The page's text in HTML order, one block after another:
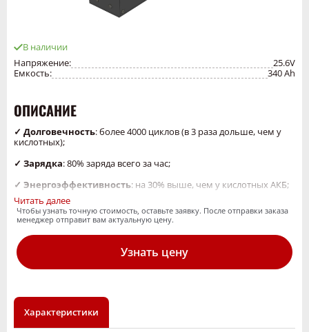
В наличии
Напряжение:
25.6V
Емкость:
340 Ah
ОПИСАНИЕ
✓ Долговечность: более 4000 циклов (в 3 раза дольше, чем у
кислотных);
✓ Зарядка: 80% заряда всего за час;
✓ Энергоэффективность: на 30% выше, чем у кислотных АКБ;
✓ Минимальное обслуживание
: без долива воды и коррозии;
✓ Безопасность
: встроенная BMS, защита от перегрева и
короткого замыкания.
Читать далее
Чтобы узнать точную стоимость, оставьте заявку. После отправки заказа
менеджер отправит вам актуальную цену.
Узнать цену
Характеристики